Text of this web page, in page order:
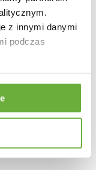
z innymi danymi
podczas